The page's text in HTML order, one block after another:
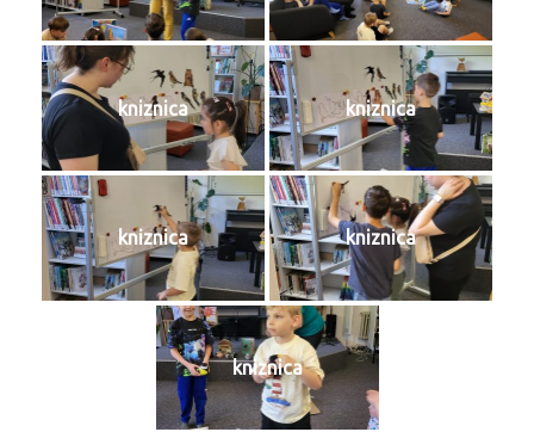
kniznica kniznica
kniznica kniznica
kniznica